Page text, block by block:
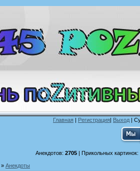
Главная | Регистрация| Выход |
Анекдотов: 2705| Прикольных картинок:
» Анекдоты